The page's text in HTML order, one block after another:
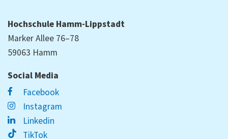
Hochschule Hamm-Lippstadt
Marker Allee 76–78
59063 Hamm
Social Media
Facebook
Instagram
Linkedin
TikTok